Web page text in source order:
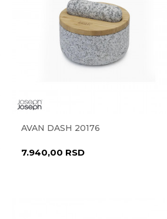
AVAN DASH 20176
7.940,00 RSD